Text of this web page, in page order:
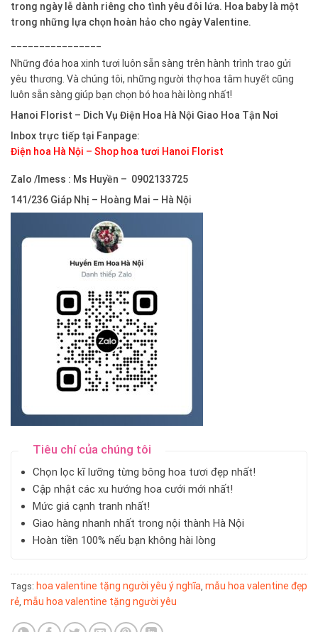
trong ngày lễ dành riêng cho tình yêu đôi lứa. Hoa baby là một
trong những lựa chọn hoàn hảo cho ngày Valentine.
Những đóa hoa xinh tươi luôn sẵn sàng trên hành trình trao gửi
yêu thương. Và chúng tôi, những người thợ hoa tâm huyết cũng
luôn sẵn sàng giúp bạn chọn bó hoa hài lòng nhất!
Hanoi Florist – Dich Vụ Điện Hoa Hà Nội Giao Hoa Tận Nơi
Inbox trực tiếp tại Fanpage:
Điện hoa Hà Nội – Shop hoa tươi Hanoi Florist
Zalo /Imess : Ms Huyền – 0902133725
141/236 Giáp Nhị – Hoàng Mai – Hà Nội
Tiêu chí của chúng tôi
Chọn lọc kĩ lưỡng từng bông hoa tươi đẹp nhất!
Cập nhật các xu hướng hoa cưới mới nhất!
Mức giá cạnh tranh nhất!
Giao hàng nhanh nhất trong nội thành Hà Nội
Hoàn tiền 100% nếu bạn không hài lòng
Tags: hoa valentine tặng người yêu ý nghĩa, mẫu hoa valentine đẹp
rẻ, mẫu hoa valentine tặng người yêu